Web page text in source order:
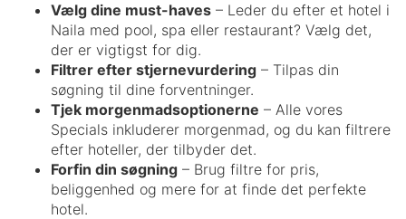
Vælg dine must-haves – Leder du efter et hotel i
Naila med pool, spa eller restaurant? Vælg det,
der er vigtigst for dig.
Filtrer efter stjernevurdering – Tilpas din
søgning til dine forventninger.
Tjek morgenmadsoptionerne – Alle vores
Specials inkluderer morgenmad, og du kan filtrere
efter hoteller, der tilbyder det.
Forfin din søgning – Brug filtre for pris,
beliggenhed og mere for at finde det perfekte
hotel.